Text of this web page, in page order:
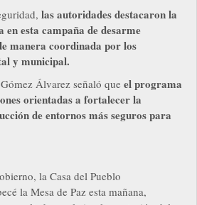
las autoridades destacaron la
esta campaña de desarme
manera coordinada por los
y municipal.
Álvarez señaló que el programa
orientadas a fortalecer la
de entornos más seguros para
la Casa del Pueblo
la Mesa de Paz esta mañana,